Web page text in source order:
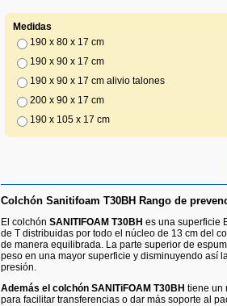
Medidas
190 x 80 x 17 cm
190 x 90 x 17 cm
190 x 90 x 17 cm alivio talones
200 x 90 x 17 cm
190 x 105 x 17 cm
Colchón Sanitifoam T30BH Rango de
El colchón SANITIFOAM T30BH es una superficie
de T distribuidas por todo el núcleo de 13 cm del
de manera equilibrada. La parte superior de
peso en una mayor superficie y disminuyendo así
presión.
Además el colchón SANITiFOAM T30BH tiene un
para facilitar transferencias o dar más soporte al